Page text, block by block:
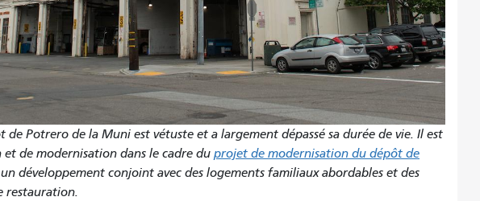
de Potrero de la Muni est vétuste et a largement dépassé sa durée de vie. Il est
de modernisation dans le cadre du projet de modernisation du dépôt de
développement conjoint avec des logements familiaux abordables et des
restauration.